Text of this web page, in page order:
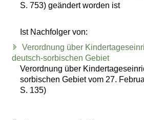
S. 753) geändert worden ist
Ist Nachfolger von:
Verordnung über
deutsch-sorbischen Gebiet
Verordnung über
sorbischen Gebiet vom 27.
S. 135)